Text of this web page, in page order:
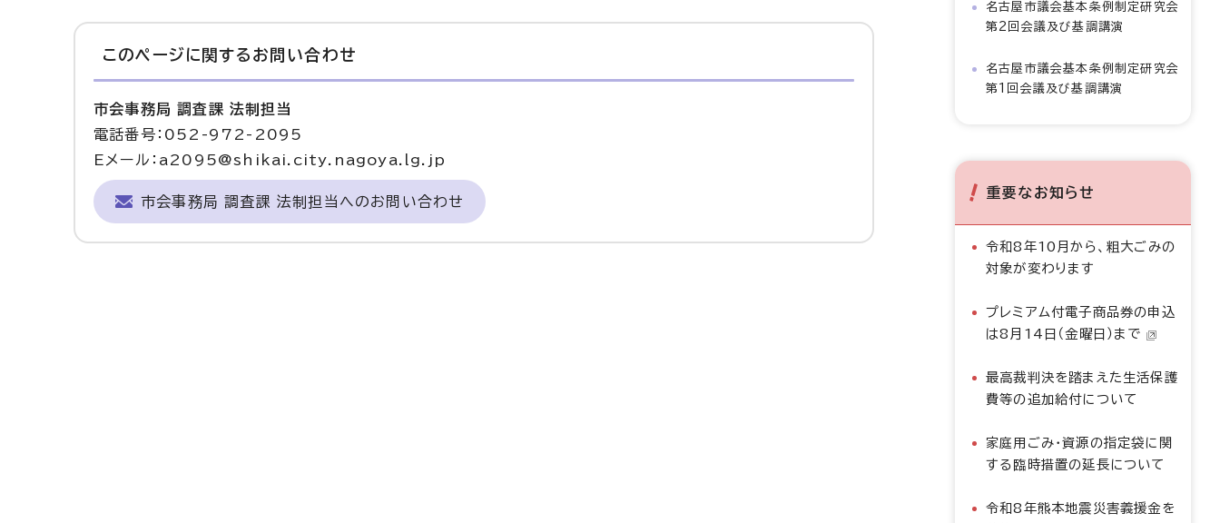
このページに関する お問い合わせ
市会事務局 調査課 法制担当
電話番号：052-972-2095
Eメール：a2095@shikai.city.nagoya.lg.jp
市会事務局 調査課 法制担当へのお問い合わせ
名古屋市議会基本条例制定研究会
第2回会議及び基調講演
名古屋市議会基本条例制定研究会
第1回会議及び基調講演
重要なお知らせ
令和8年10月から、粗大ごみの
対象が変わります
プレミアム付電子商品券の申込
は8月14日（金曜日）まで
最高裁判決を踏まえた生活保護
費等の追加給付について
家庭用ごみ・資源の指定袋に関
する臨時措置の延長について
令和8年熊本地震災害義援金を